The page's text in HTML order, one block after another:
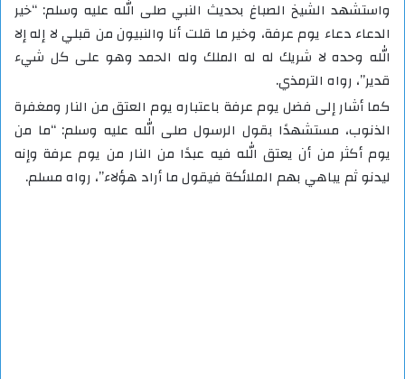
واستشهد الشيخ الصباغ بحديث النبي صلى الله عليه وسلم: “خير
الدعاء دعاء يوم عرفة، وخير ما قلت أنا والنبيون من قبلي لا إله إلا
الله وحده لا شريك له له الملك وله الحمد وهو على كل شيء
قدير”، رواه الترمذي.
كما أشار إلى فضل يوم عرفة باعتباره يوم العتق من النار ومغفرة
الذنوب، مستشهدًا بقول الرسول صلى الله عليه وسلم: “ما من
يوم أكثر من أن يعتق الله فيه عبدًا من النار من يوم عرفة وإنه
ليدنو ثم يباهي بهم الملائكة فيقول ما أراد هؤلاء”، رواه مسلم.